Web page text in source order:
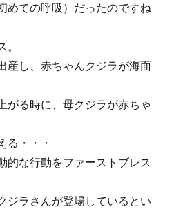
めての呼吸）だったのですね
産し、赤ちゃんクジラが海面
がる時に、母クジラが赤ちゃ
る・・・
的な行動をファーストブレス
ジラさんが登場しているとい